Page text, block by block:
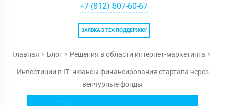
+7 (812) 507-60-67
ЗАЯВКА В ТЕХ ПОДДЕРЖКУ
Главная Блог Решения в области интернет-маркетинга
Инвестиции в IT: нюансы финансирования стартапа через
венчурные фонды